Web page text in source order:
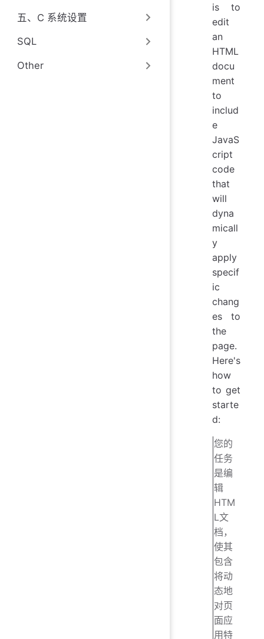
五、C 系统设置
SQL
Other
is to
edit
an
HTML
docu
ment
to
includ
e
JavaS
cript
code
that
will
dyna
micall
y
apply
specif
ic
chang
es to
the
page.
Here's
how
to get
starte
d:
您的
任务
是编
辑
HTM
L文
档，
使其
包含
将动
态地
对页
面应
用特